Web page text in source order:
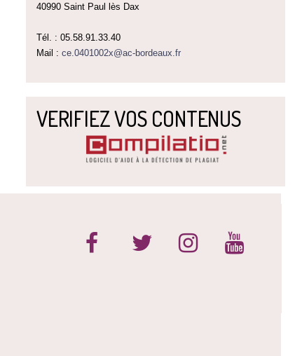
40990 Saint Paul lès Dax
Tél. : 05.58.91.33.40
Mail : ce.0401002x@ac-bordeaux.fr
VERIFIEZ VOS CONTENUS